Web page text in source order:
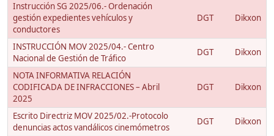
Instrucción SG 2025/06.- Ordenación
gestión expedientes vehículos y
conductores
DGT Dikxon
INSTRUCCIÓN MOV 2025/04.- Centro
Nacional de Gestión de Tráfico
DGT Dikxon
NOTA INFORMATIVA RELACIÓN
CODIFICADA DE INFRACCIONES – Abril
2025
DGT Dikxon
Escrito Directriz MOV 2025/02.-Protocolo
denuncias actos vandálicos cinemómetros
DGT Dikxon